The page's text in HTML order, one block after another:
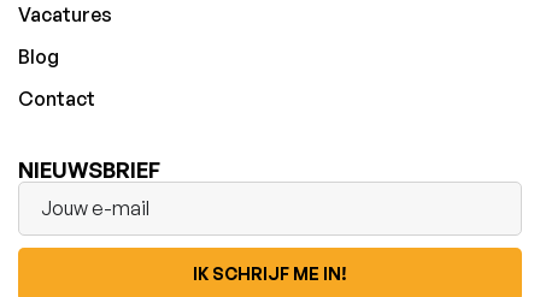
Vacatures
Blog
Contact
NIEUWSBRIEF
IK SCHRIJF ME IN!